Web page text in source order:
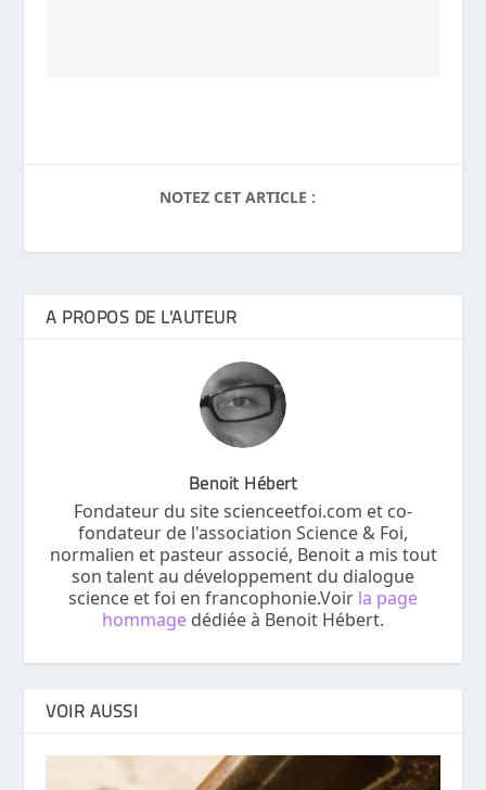
NOTEZ CET ARTICLE :
A PROPOS DE L'AUTEUR
Benoit Hébert
Fondateur du site scienceetfoi.com et co-
fondateur de l'association Science & Foi,
normalien et pasteur associé, Benoit a mis tout
son talent au développement du dialogue
science et foi en francophonie.Voir la page
hommage dédiée à Benoit Hébert.
VOIR AUSSI